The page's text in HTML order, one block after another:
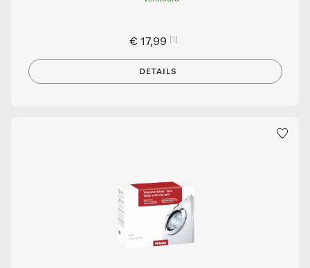
€ 17,99 [1]
DETAILS